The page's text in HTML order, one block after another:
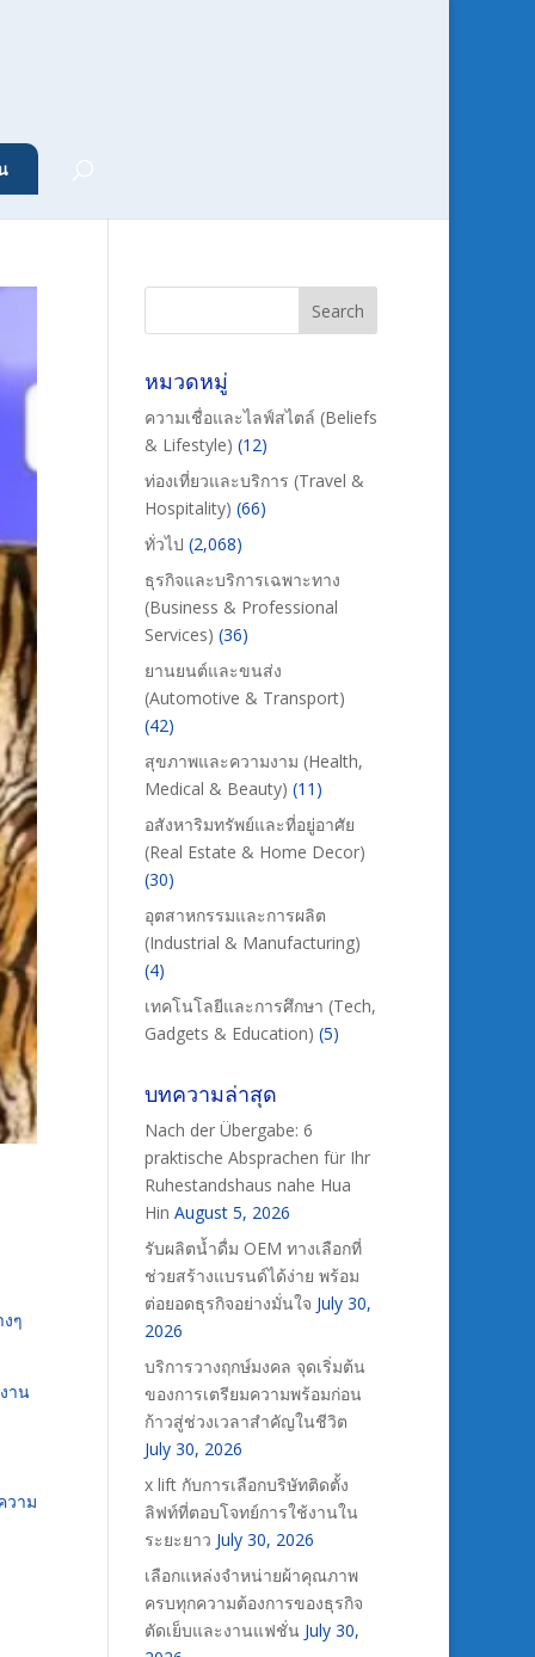
ๆ
าน
วาม
หมวดหมู่
ความเชื่อและไลฟ์สไตล์ (Beliefs
& Lifestyle) (12)
ท่องเที่ยวและบริการ (Travel &
Hospitality) (66)
ทั่วไป (2,068)
ธุรกิจและบริการเฉพาะทาง
(Business & Professional
Services) (36)
ยานยนต์และขนส่ง
(Automotive & Transport)
(42)
สุขภาพและความงาม (Health,
Medical & Beauty) (11)
อสังหาริมทรัพย์และที่อยู่อาศัย
(Real Estate & Home Decor)
(30)
อุตสาหกรรมและการผลิต
(Industrial & Manufacturing)
(4)
เทคโนโลยีและการศึกษา (Tech,
Gadgets & Education) (5)
บทความล่าสุด
Nach der Übergabe: 6
praktische Absprachen für Ihr
Ruhestandshaus nahe Hua
Hin August 5, 2026
รับผลิตน้ำดื่ม OEM ทางเลือกที่
ช่วยสร้างแบรนด์ได้ง่าย พร้อม
ต่อยอดธุรกิจอย่างมั่นใจ July 30,
2026
บริการวางฤกษ์มงคล จุดเริ่มต้น
ของการเตรียมความพร้อมก่อน
ก้าวสู่ช่วงเวลาสำคัญในชีวิต
July 30, 2026
x lift กับการเลือกบริษัทติดตั้ง
ลิฟท์ที่ตอบโจทย์การใช้งานใน
ระยะยาว July 30, 2026
เลือกแหล่งจำหน่ายผ้าคุณภาพ
ครบทุกความต้องการของธุรกิจ
ตัดเย็บและงานแฟชั่น July 30,